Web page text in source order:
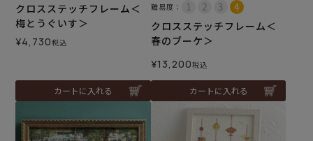
クロスステッチフレーム＜
梅とうぐいす＞
¥4,730税込
カートに入れる
難易度：
クロスステッチフレーム＜
春のブーケ＞
¥13,200税込
カートに入れる